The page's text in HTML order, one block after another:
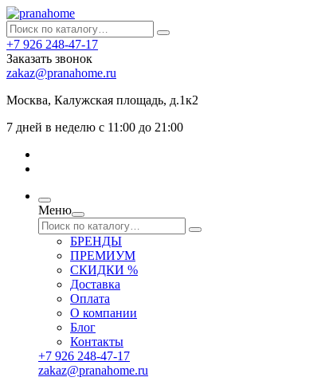
+7 926 248-47-17
Заказать звонок
zakaz@pranahome.ru
Москва, Калужская площадь, д.1к2
7 дней в неделю с 11:00 до 21:00
Меню
БРЕНДЫ
ПРЕМИУМ
СКИДКИ %
Доставка
Оплата
О компании
Блог
Контакты
+7 926 248-47-17
zakaz@pranahome.ru